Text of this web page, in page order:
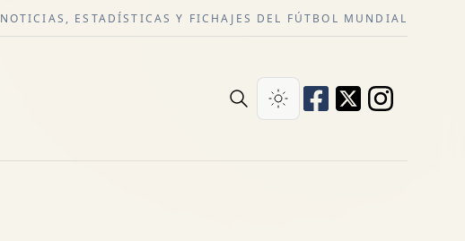
NOTICIAS, ESTADÍSTICAS Y FICHAJES DEL FÚTBOL MUNDIAL